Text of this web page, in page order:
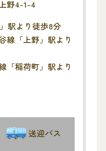
野4-1-4
駅より徒歩8分
線「上野」駅より
「稲荷町」駅より
送迎バス